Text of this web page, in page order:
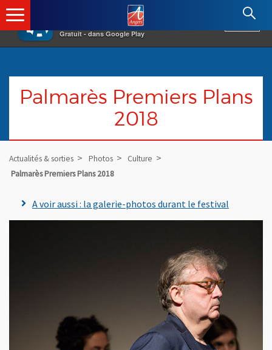
×
Gratuit - dans Google Play
Angers.fr : Retour à l'accueil
Palmarès Premiers Plans
2018
Actualités & sorties Photos
Culture
Palmarès Premiers Plans 2018
A voir aussi : la galerie-photos durant le festival